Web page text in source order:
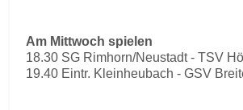
Am Mittwoch spielen
18.30 SG Rimhorn/Neustadt - TSV
19.40 Eintr. Kleinheubach - GSV